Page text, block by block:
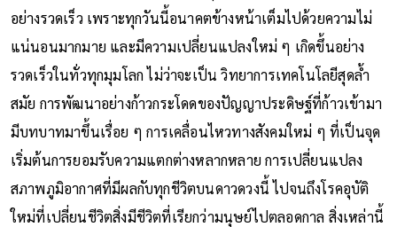
อย่างรวดเร็ว เพราะทุกวันนี้อนาคตข้างหน้าเต็มไปด้วยความไม่
แน่นอนมากมาย และมีความเปลี่ยนแปลงใหม่ ๆ เกิดขึ้นอย่าง
รวดเร็วในทั่วทุกมุมโลก ไม่ว่าจะเป็น วิทยาการเทคโนโลยีสุดล้ำ
สมัย การพัฒนาอย่างก้าวกระโดดของปัญญาประดิษฐ์ที่ก้าวเข้ามา
มีบทบาทมาขึ้นเรื่อย ๆ การเคลื่อนไหวทางสังคมใหม่ ๆ ที่เป็นจุด
เริ่มต้นการยอมรับความแตกต่างหลากหลาย การเปลี่ยนแปลง
สภาพภูมิอากาศที่มีผลกับทุกชีวิตบนดาวดวงนี้ ไปจนถึงโรคอุบัติ
ใหม่ที่เปลี่ยนชีวิตสิ่งมีชีวิตที่เรียกว่ามนุษย์ไปตลอดกาล สิ่งเหล่านี้